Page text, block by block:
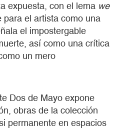
expuesta, con el lema we
para el artista como una
el impostergable
así como una crítica
un mero
Dos de Mayo expone
obras de la colección
permanente en espacios